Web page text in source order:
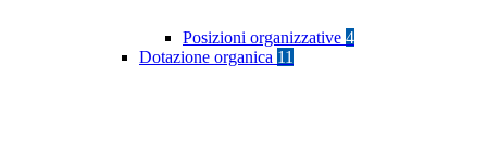
Posizioni organizzative 4
Dotazione organica 11